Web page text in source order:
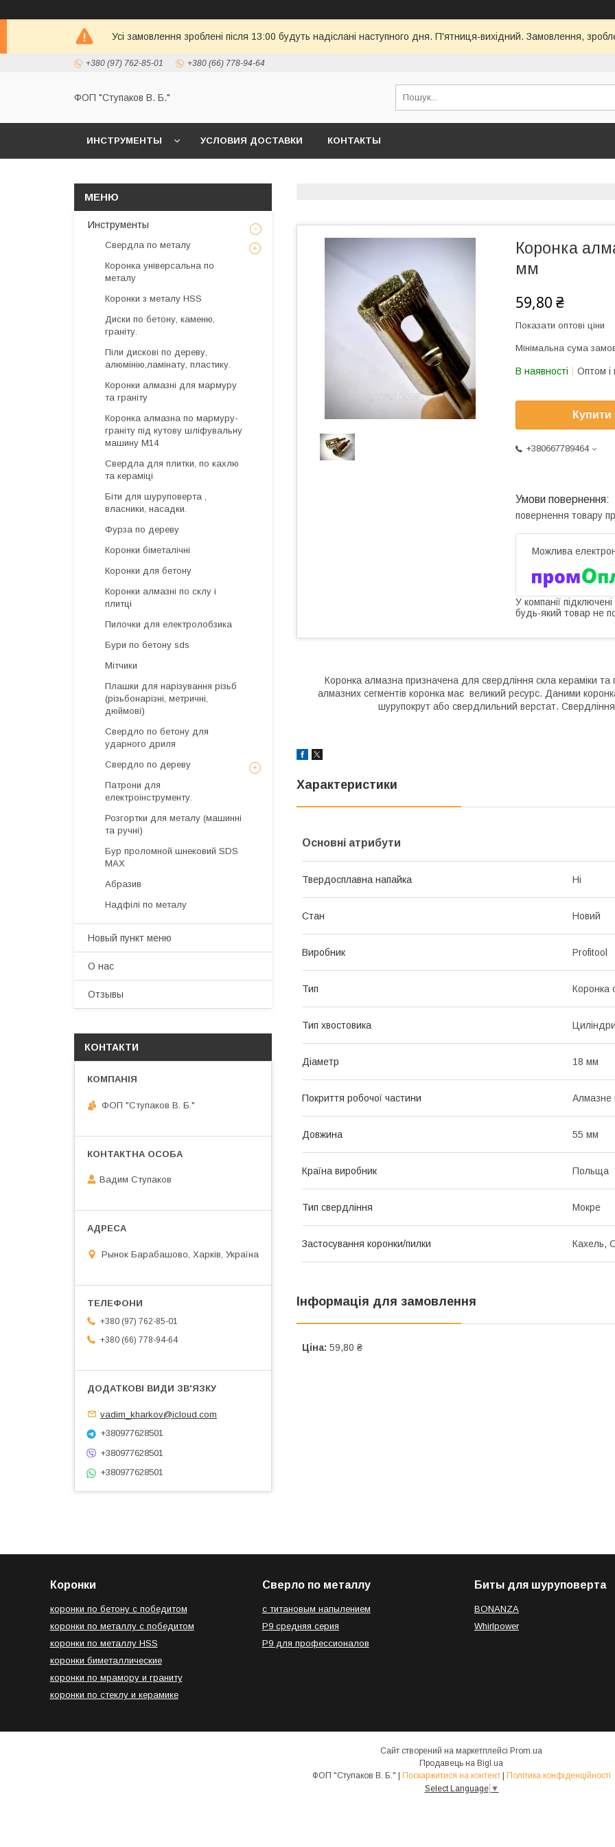
Усі замовлення зроблені після 13:00 будуть надіслані наступного дня. П'ятниця-вихідний. Замовлення,
+380 (97) 762-85-01 +380 (66) 778-94-64
ФОП "Ступаков В. Б."
ИНСТРУМЕНТЫ УСЛОВИЯ ДОСТАВКИ КОНТАКТЫ
Коронка
мм
59,80 ₴
Показати оптові ціни
Мінімальна сума
В наявності Оптом і
Купити
+380667789464
повернення товару
У компанії
будь-який товар не
Коронка алмазна призначена для свердління скла кераміки та
алмазних сегментів коронка має великий ресурс. Даними
шурупокрут або свердлильний верстат.
Характеристики
Основні атрибути
Твердосплавна напайка Ні
Стан Новий
Виробник Profitool
Тип Коронка
Тип хвостовика
Діаметр 18 мм
Покриття робочої частини Алмазне
Довжина 55 мм
Країна виробник Польща
Тип свердління Мокре
Застосування коронки/пилки Кахель,
Інформація для замовлення
Ціна: 59,80 ₴
Инструменты
Свердла по металу
Коронка універсальна по
металу
Коронки з металу HSS
Диски по бетону, каменю,
граніту.
Піли дискові по дереву,
алюмінію,ламінату, пластику.
Коронки алмазні для мармуру
та граніту
Коронка алмазна по мармуру-
граніту під кутову шліфувальну
машину М14
Свердла для плитки, по кахлю
та кераміці
Біти для шуруповерта ,
власники, насадки.
Фурза по дереву
Коронки біметалічні
Коронки для бетону
Коронки алмазні по склу і
плитці
Пилочки для електролобзика
Бури по бетону sds
Мітчики
Плашки для нарізування різьб
(різьбонарізні, метричні,
дюймові)
Свердло по бетону для
ударного дриля
Свердло по дереву
Патрони для
електроінструменту.
Розгортки для металу (машинні
та ручні)
Бур проломной шнековий SDS
MAX
Абразив
Надфілі по металу
Новый пункт меню
О нас
Отзывы
КОНТАКТИ
ФОП "Ступаков В. Б."
Вадим Ступаков
Рынок Барабашово, Харків, Україна
+380 (97) 762-85-01
+380 (66) 778-94-64
vadim_kharkov@icloud.com
+380977628501
+380977628501
+380977628501
Коронки
коронки по бетону с победитом
коронки по металлу с победитом
коронки по металлу HSS
коронки биметаллические
коронки по мрамору и граниту
коронки по стеклу и керамике
Сверло по металлу
с титановым напылением
Р9 средняя серия
Р9 для профессионалов
Биты для шуруповерта
BONANZA
Whirlpower
Сайт створений на маркетплейсі Prom.ua
Продавець на Bigl.ua
Поскаржитися на контент
Політика конфіденційності
Select Language ▼